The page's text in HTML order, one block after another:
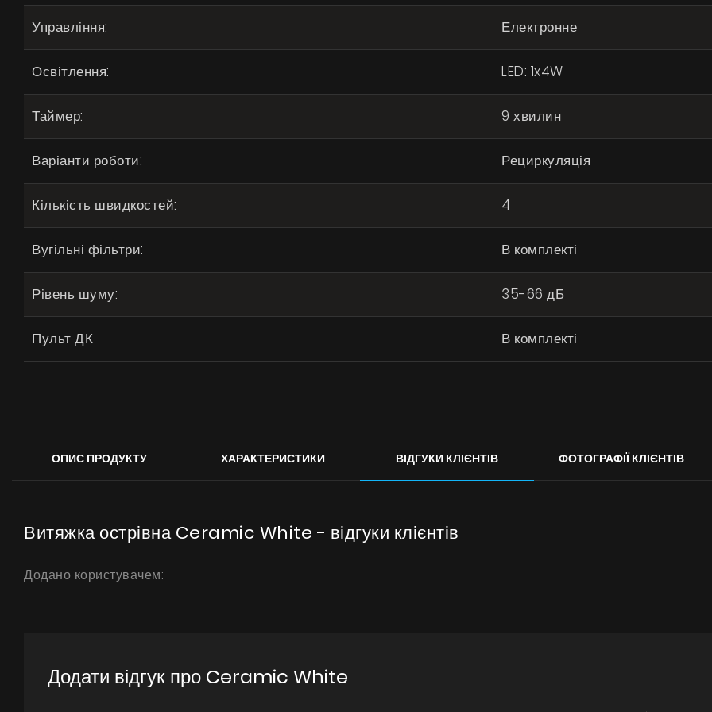
Управління: Електронне
Освітлення: LED: 1x4W
Таймер: 9 хвилин
Варіанти роботи: Рециркуляція
Кількість швидкостей: 4
Вугільні фільтри: В комплекті
Рівень шуму: 35-66 дБ
Пульт ДК В комплекті
ОПИС ПРОДУКТУ ХАРАКТЕРИСТИКИ ВІДГУКИ КЛІЄНТІВ ФОТОГРАФІЇ КЛІЄНТІВ
Витяжка острівна Ceramic White - відгуки клієнтів
Додано користувачем:
Додати відгук про Ceramic White